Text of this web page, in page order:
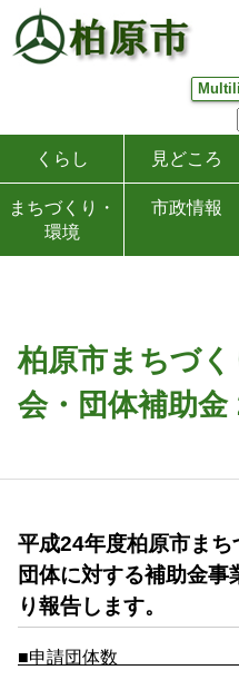
くらし 見どころ
まちづくり・
環境
市政情報
柏原市まちづ
会・団体補助
平成24年度柏原市まち
団体に対する補助金
り報告します。
■申請団体数